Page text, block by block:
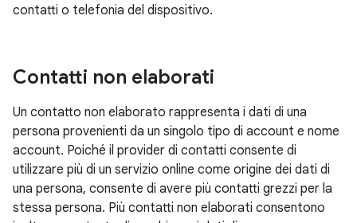
contatti o telefonia del dispositivo.
Contatti non elaborati
Un contatto non elaborato rappresenta i dati di una
persona provenienti da un singolo tipo di account e nome
account. Poiché il provider di contatti consente di
utilizzare più di un servizio online come origine dei dati di
una persona, consente di avere più contatti grezzi per la
stessa persona. Più contatti non elaborati consentono